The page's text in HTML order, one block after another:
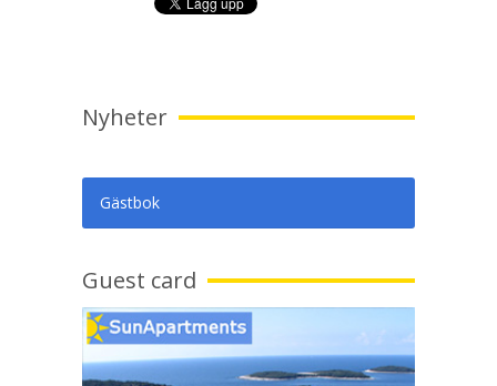
Nyheter
Gästbok
Guest card